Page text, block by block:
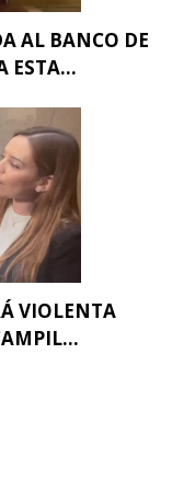
AL BANCO DE
ESTA...
VIOLENTA